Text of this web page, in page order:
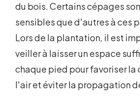
du bois. Certains cépages
sensibles que d'autres à ces
Lors de la plantation, il est
veiller à laisser un espace
chaque pied pour favoriser la
l'air et éviter la propagation